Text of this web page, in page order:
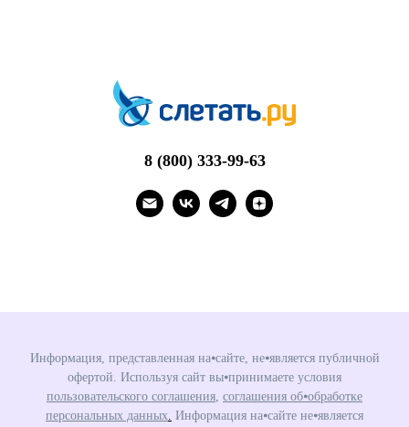
8 (800) 333-99-63
Информация, представленная на⦁сайте, не⦁является публичной
офертой. Используя сайт вы⦁принимаете условия
пользовательского соглашения соглашения об⦁обработке
персональных данных Информация на⦁сайте не⦁является